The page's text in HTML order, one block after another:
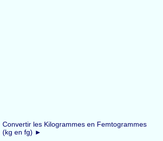
Convertir les Kilogrammes en Femtogrammes
(kg en fg) ►